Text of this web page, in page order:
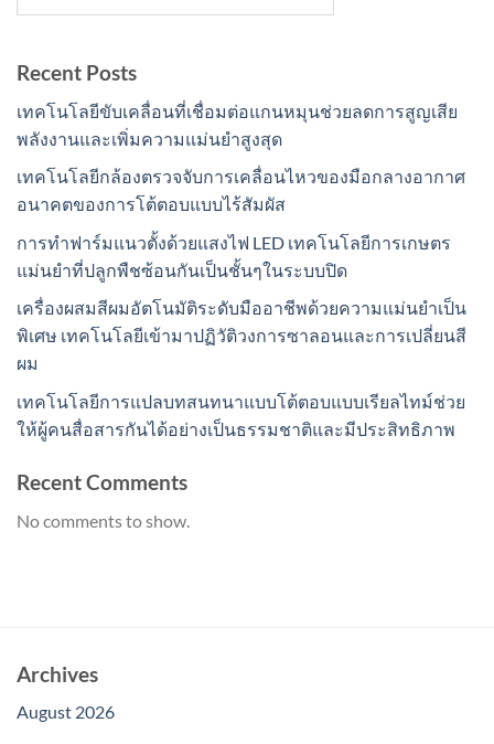
Recent Posts
เทคโนโลยีขับเคลื่อนที่เชื่อมต่อแกนหมุนช่วยลดการสูญเสีย
พลังงานและเพิ่มความแม่นยำสูงสุด
เทคโนโลยีกล้องตรวจจับการเคลื่อนไหวของมือกลางอากาศ
อนาคตของการโต้ตอบแบบไร้สัมผัส
การทำฟาร์มแนวตั้งด้วยแสงไฟ LED เทคโนโลยีการเกษตร
แม่นยำที่ปลูกพืชซ้อนกันเป็นชั้นๆในระบบปิด
เครื่องผสมสีผมอัตโนมัติระดับมืออาชีพด้วยความแม่นยำเป็น
พิเศษ เทคโนโลยีเข้ามาปฏิวัติวงการซาลอนและการเปลี่ยนสี
ผม
เทคโนโลยีการแปลบทสนทนาแบบโต้ตอบแบบเรียลไทม์ช่วย
ให้ผู้คนสื่อสารกันได้อย่างเป็นธรรมชาติและมีประสิทธิภาพ
Recent Comments
No comments to show.
Archives
August 2026